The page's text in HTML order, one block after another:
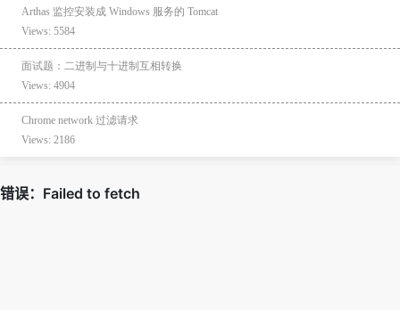
Arthas 监控安装成 Windows 服务的 Tomcat
Views: 5584
面试题：二进制与十进制互相转换
Views: 4904
Chrome network 过滤请求
Views: 2186